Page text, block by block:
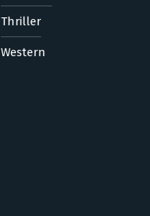
Thriller
Western